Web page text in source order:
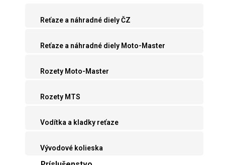
Reťaze a náhradné diely ČZ
Reťaze a náhradné diely Moto-Master
Rozety Moto-Master
Rozety MTS
Vodítka a kladky reťaze
Vývodové kolieska